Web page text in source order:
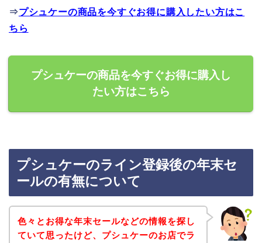
⇒プシュケーの商品を今すぐお得に購入したい方はこ
ちら
プシュケーの商品を今すぐお得に購入し
たい方はこちら
プシュケーのライン登録後の年末セ
ールの有無について
色々とお得な年末セールなどの情報を探し
ていて思ったけど、プシュケーのお店でラ